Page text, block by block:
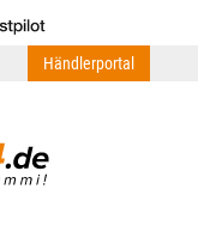
Händlerportal